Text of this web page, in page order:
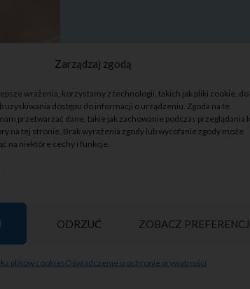
Zarządzaj zgodą
wrażenia, korzystamy z technologii, takich jak pliki cookie, do
uzyskiwania dostępu do informacji o urządzeniu. Zgoda na te
przetwarzać dane, takie jak zachowanie podczas przeglądania
na tej stronie. Brak wyrażenia zgody lub wycofanie zgody może
na niektóre cechy i funkcje.
ODRZUĆ ZOBACZ
plików cookiesOświadczenie o ochronie prywatności
skóry
dzięki
zwiększa